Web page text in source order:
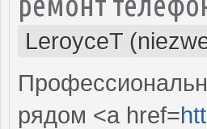
LeroyceT
рядом <a href=